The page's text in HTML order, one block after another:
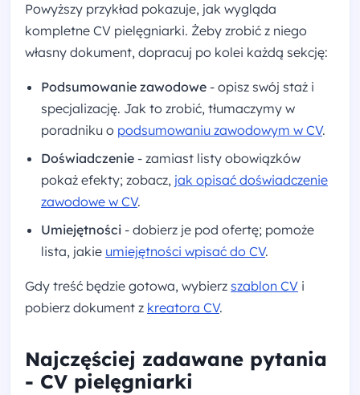
Powyższy przykład pokazuje, jak wygląda
kompletne CV pielęgniarki. Żeby zrobić z niego
własny dokument, dopracuj po kolei każdą sekcję:
Podsumowanie zawodowe - opisz swój staż i
specjalizację. Jak to zrobić, tłumaczymy w
poradniku o podsumowaniu zawodowym w CV.
Doświadczenie - zamiast listy obowiązków
pokaż efekty; zobacz, jak opisać doświadczenie
zawodowe w CV.
Umiejętności - dobierz je pod ofertę; pomoże
lista, jakie umiejętności wpisać do CV.
Gdy treść będzie gotowa, wybierz szablon CV i
pobierz dokument z kreatora CV.
Najczęściej zadawane pytania
- CV pielęgniarki